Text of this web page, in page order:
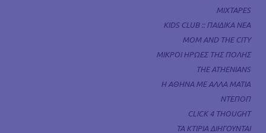
MIXTAPES
KIDS CLUB :: ΠΑΙΔΙΚΑ ΝΕΑ
MOM AND THE CITY
ΜΙΚΡΟΙ ΗΡΩΕΣ ΤΗΣ ΠΟΛΗΣ
THE ATHENIANS
Η ΑΘΗΝΑ ΜΕ ΑΛΛΑ ΜΑΤΙΑ
ΝΤΕΠΟΠ
CLICK 4 THOUGHT
ΤΑ ΚΤΙΡΙΑ ΔΙΗΓΟΥΝΤΑΙ